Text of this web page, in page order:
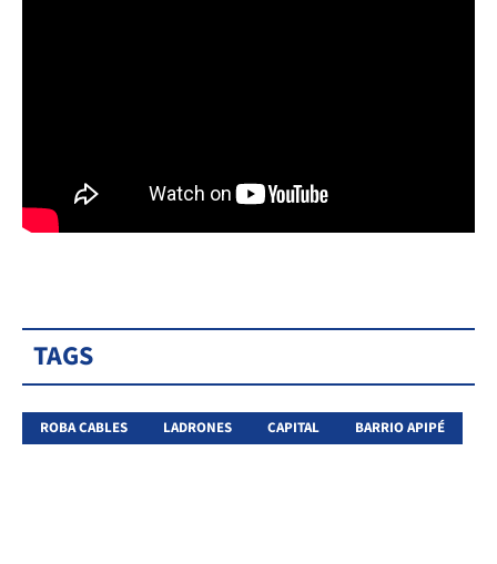
TAGS
ROBA CABLES LADRONES CAPITAL BARRIO APIPÉ